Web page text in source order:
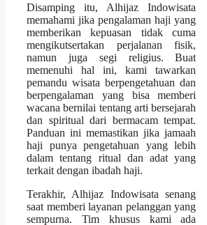
Disamping itu, Alhijaz Indowisata
memahami jika pengalaman haji yang
memberikan kepuasan tidak cuma
mengikutsertakan perjalanan fisik,
namun juga segi religius. Buat
memenuhi hal ini, kami tawarkan
pemandu wisata berpengetahuan dan
berpengalaman yang bisa memberi
wacana bernilai tentang arti bersejarah
dan spiritual dari bermacam tempat.
Panduan ini memastikan jika jamaah
haji punya pengetahuan yang lebih
dalam tentang ritual dan adat yang
terkait dengan ibadah haji.
Terakhir, Alhijaz Indowisata senang
saat memberi layanan pelanggan yang
sempurna. Tim khusus kami ada